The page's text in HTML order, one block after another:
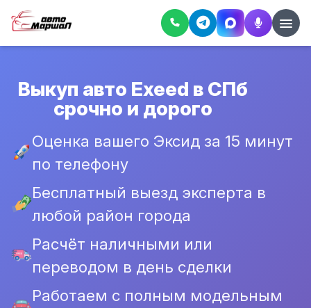
Выкуп авто Exeed в СПб
срочно и дорого
Оценка вашего Эксид за 15 минут
по телефону
Бесплатный выезд эксперта в
любой район города
Расчёт наличными или
переводом в день сделки
Работаем с полным модельным